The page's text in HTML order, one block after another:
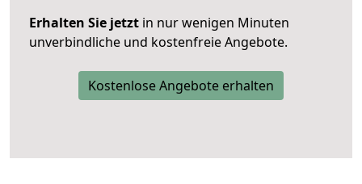
Erhalten Sie jetzt in nur wenigen Minuten
unverbindliche und kostenfreie Angebote.
Kostenlose Angebote erhalten